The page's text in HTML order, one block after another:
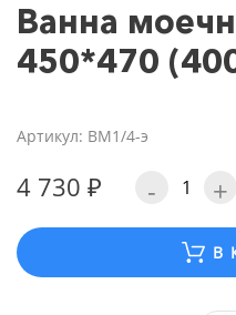
Ванна
450*470
Артикул: ВМ1/4-э
4 730 ₽ - +
В